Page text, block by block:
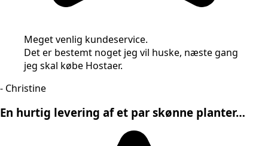
Meget venlig kundeservice.
Det er bestemt noget jeg vil huske, næste gang
jeg skal købe Hostaer.
- Christine
En hurtig levering af et par skønne planter…